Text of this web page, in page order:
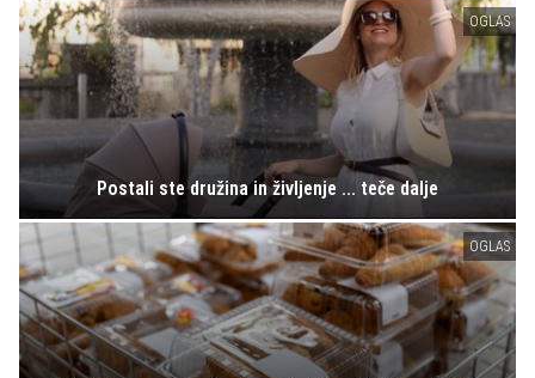
OGLAS
Postali ste družina in življenje ... teče dalje
OGLAS